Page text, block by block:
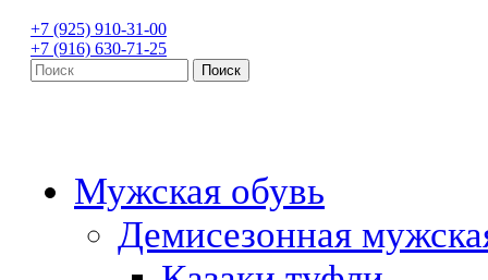
+7 (925) 910-31-00
+7 (916) 630-71-25
Мужская обувь
Демисезонная